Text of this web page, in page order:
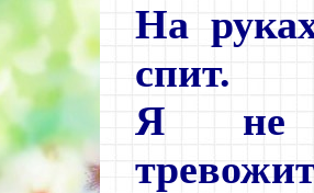
На
спит.
Я не